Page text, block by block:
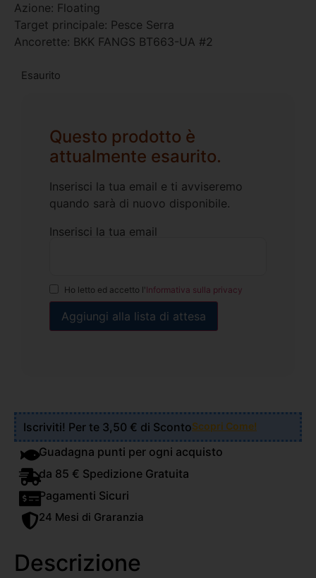
Azione: Floating
Target principale: Pesce Serra
Ancorette: BKK FANGS BT663-UA #2
Esaurito
Questo prodotto è
attualmente esaurito.
Inserisci la tua email e ti avviseremo
quando sarà di nuovo disponibile.
Inserisci la tua email
Ho letto ed accetto l'Informativa sulla privacy
Iscriviti! Per te 3,50 € di ScontoScopri Come!
Guadagna punti per ogni acquisto
da 85 € Spedizione Gratuita
Pagamenti Sicuri
24 Mesi di Graranzia
Descrizione